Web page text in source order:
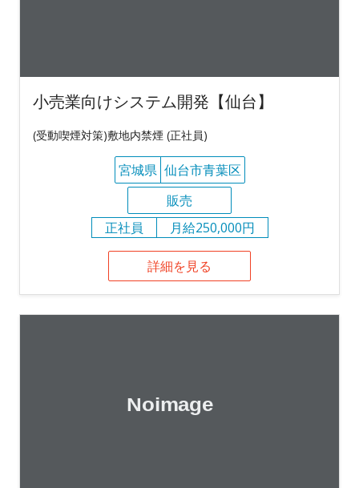
小売業向けシステム開発【仙台】
(受動喫煙対策)敷地内禁煙 (正社員)
宮城県 仙台市青葉区
販売
正社員
月給250,000円
詳細を見る